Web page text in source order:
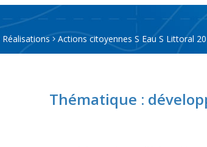
Réalisations Actions citoyennes S Eau S Littoral
Thématique :